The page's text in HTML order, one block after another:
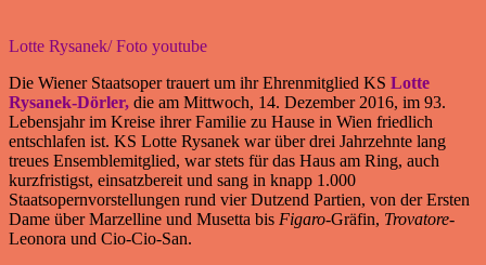
Lotte Rysanek/ Foto youtube
Die Wiener Staatsoper trauert um ihr Ehrenmitglied KS Lotte
Rysanek-Dörler, die am Mittwoch, 14. Dezember 2016, im 93.
Lebensjahr im Kreise ihrer Familie zu Hause in Wien friedlich
entschlafen ist. KS Lotte Rysanek war über drei Jahrzehnte lang
treues Ensemblemitglied, war stets für das Haus am Ring, auch
kurzfristigst, einsatzbereit und sang in knapp 1.000
Staatsopernvorstellungen rund vier Dutzend Partien, von der Ersten
Dame über Marzelline und Musetta bis Figaro-Gräfin, Trovatore-
Leonora und Cio-Cio-San.